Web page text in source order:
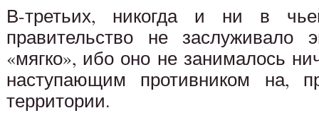
В-третьих, никогда и ни в
правительство не заслуживало
«мягко», ибо оно не занималось
наступающим противником на,
территории.